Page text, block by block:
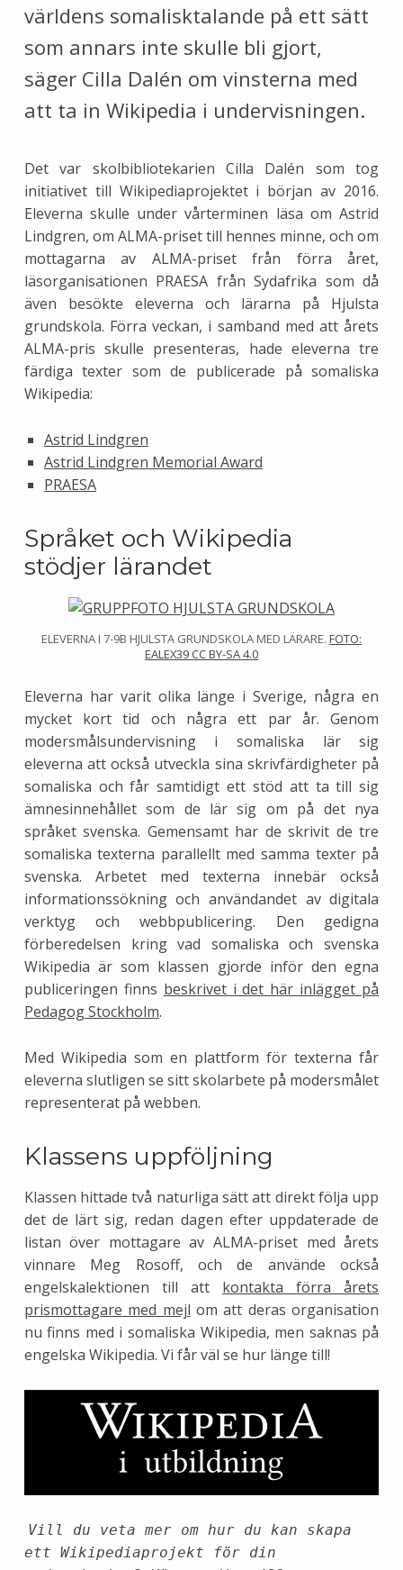
världens somalisktalande på ett sätt
som annars inte skulle bli gjort,
säger Cilla Dalén om vinsterna med
att ta in Wikipedia i undervisningen.
Det var skolbibliotekarien Cilla Dalén som tog
initiativet till Wikipediaprojektet i början av 2016.
Eleverna skulle under vårterminen läsa om Astrid
Lindgren, om ALMA-priset till hennes minne, och om
mottagarna av ALMA-priset från förra året,
läsorganisationen PRAESA från Sydafrika som då
även besökte eleverna och lärarna på Hjulsta
grundskola. Förra veckan, i samband med att årets
ALMA-pris skulle presenteras, hade eleverna tre
färdiga texter som de publicerade på somaliska
Wikipedia:
Astrid Lindgren
Astrid Lindgren Memorial Award
PRAESA
Språket och Wikipedia
stödjer lärandet
ELEVERNA I 7-9B HJULSTA GRUNDSKOLA MED LÄRARE. FOTO:
EALEX39 CC BY-SA 4.0
Eleverna har varit olika länge i Sverige, några en
mycket kort tid och några ett par år. Genom
modersmålsundervisning i somaliska lär sig
eleverna att också utveckla sina skrivfärdigheter på
somaliska och får samtidigt ett stöd att ta till sig
ämnesinnehållet som de lär sig om på det nya
språket svenska. Gemensamt har de skrivit de tre
somaliska texterna parallellt med samma texter på
svenska. Arbetet med texterna innebär också
informationssökning och användandet av digitala
verktyg och webbpublicering. Den gedigna
förberedelsen kring vad somaliska och svenska
Wikipedia är som klassen gjorde inför den egna
publiceringen finns beskrivet i det här inlägget på
Pedagog Stockholm.
Med Wikipedia som en plattform för texterna får
eleverna slutligen se sitt skolarbete på modersmålet
representerat på webben.
Klassens uppföljning
Klassen hittade två naturliga sätt att direkt följa upp
det de lärt sig, redan dagen efter uppdaterade de
listan över mottagare av ALMA-priset med årets
vinnare Meg Rosoff, och de använde också
engelskalektionen till att kontakta förra årets
prismottagare med mejl om att deras organisation
nu finns med i somaliska Wikipedia, men saknas på
engelska Wikipedia. Vi får väl se hur länge till!
Vill du veta mer om hur du kan skapa
ett Wikipediaprojekt för din